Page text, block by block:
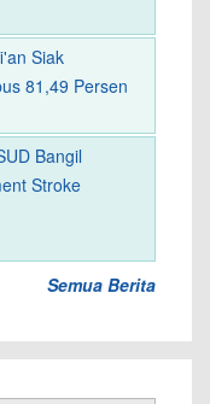
Siak
81,49 Persen
Bangil
Stroke
Semua Berita